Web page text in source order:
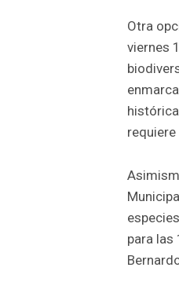
Otra
viernes
para las